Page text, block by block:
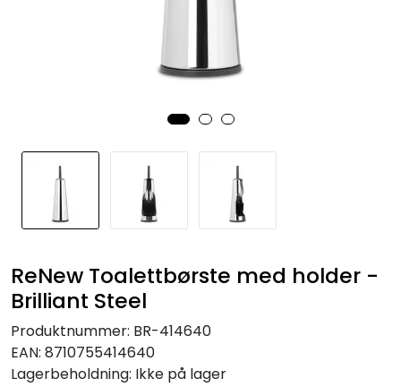
ReNew Toalettbørste med holder -
Brilliant Steel
Produktnummer: BR-414640
EAN: 8710755414640
Lagerbeholdning: Ikke på lager